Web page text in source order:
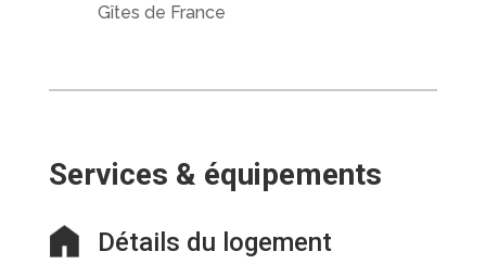
Gîtes de France
Services & équipements
Détails du logement